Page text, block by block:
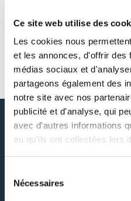
Ce site web utilise des
Les cookies nous
et les annonces, d'offrir des
médias sociaux et
partageons également des
notre site avec nos
publicité et d'analyse, qui
avec d'autres informations
ou qu'ils ont collectées lors
Nécessaires
L'AUTO-
SIMPLE
Depuis plus de 15 ans,